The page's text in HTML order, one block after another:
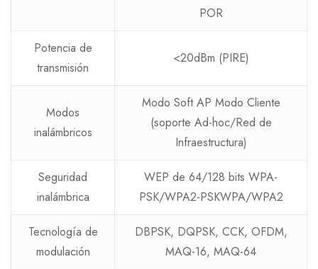
POR
Potencia de
transmisión
<20dBm (PIRE)
Modos
inalámbricos
Modo Soft AP Modo Cliente
(soporte Ad-hoc/Red de
Infraestructura)
Seguridad
inalámbrica
WEP de 64/128 bits WPA-
PSK/WPA2-PSKWPA/WPA2
Tecnología de
modulación
DBPSK, DQPSK, CCK, OFDM,
MAQ-16, MAQ-64